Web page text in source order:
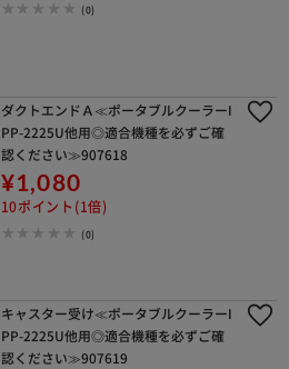
(0)
ダクトエンドＡ≪ポータブルクーラーI
PP-2225U他用◎適合機種を必ずご確
認ください≫907618
¥1,080
10ポイント(1倍)
(0)
キャスター受け≪ポータブルクーラーI
PP-2225U他用◎適合機種を必ずご確
認ください≫907619